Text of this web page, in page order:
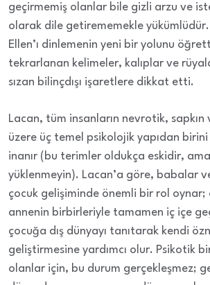
geçirmemiş olanlar bile gizli arzu ve
olarak dile getirememekle yükümlüdür.
Ellen’ı dinlemenin yeni bir yolunu
tekrarlanan kelimeler, kalıplar ve
sızan bilinçdışı işaretlere dikkat etti.
Lacan, tüm insanların nevrotik,
üzere üç temel psikolojik yapıdan birini
inanır (bu terimler oldukça eskidir,
yüklenmeyin). Lacan’a göre, babalar
çocuk gelişiminde önemli bir rol oynar;
annenin birbirleriyle tamamen iç içe
çocuğa dış dünyayı tanıtarak kendi
geliştirmesine yardımcı olur. Psikotik
olanlar için, bu durum gerçekleşmez;